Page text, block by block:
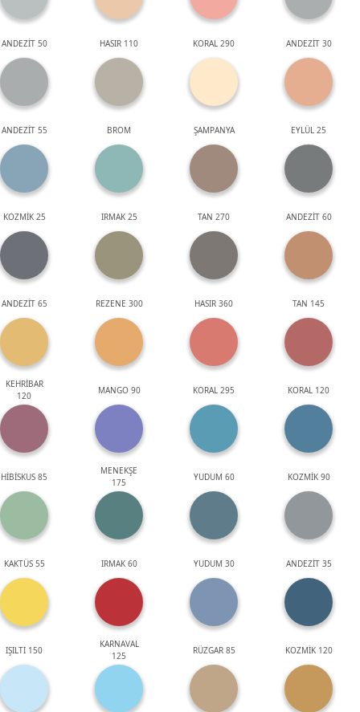
ANDEZİT 50 HASIR 110 KORAL 290 ANDEZİT 30
ANDEZİT 55 BROM ŞAMPANYA EYLÜL 25
KOZMİK 25 IRMAK 25 TAN 270 ANDEZİT 60
ANDEZİT 65 REZENE 300 HASIR 360 TAN 145
KEHRİBAR
120
MANGO 90 KORAL 295 KORAL 120
HİBİSKUS 85
MENEKŞE
175
YUDUM 60 KOZMİK 90
KAKTÜS 55 IRMAK 60 YUDUM 30 ANDEZİT 35
IŞILTI 150
KARNAVAL
125
RÜZGAR 85 KOZMİK 120